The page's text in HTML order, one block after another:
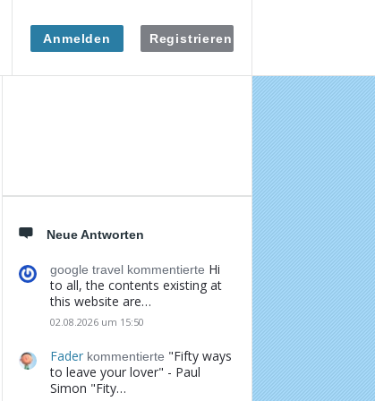
Anmelden Registrieren
Seitenleiste
Neue Antworten
google travel kommentierte Hi
to all, the contents existing at
this website are…
02.08.2026 um 15:50
Fader kommentierte "Fifty ways
to leave your lover" - Paul
Simon "Fity…